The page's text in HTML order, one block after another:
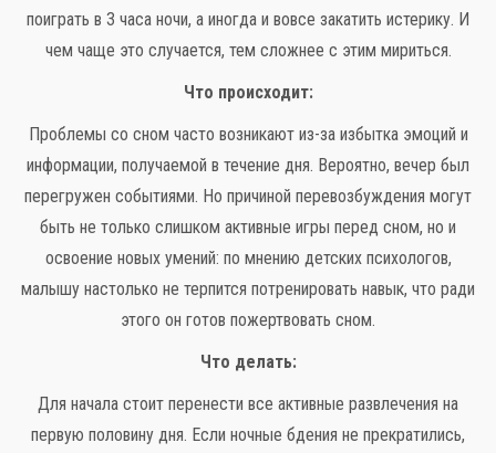
поиграть в 3 часа ночи, а иногда и вовсе закатить истерику. И
чем чаще это случается, тем сложнее с этим мириться.
Что происходит:
Проблемы со сном часто возникают из-за избытка эмоций и
информации, получаемой в течение дня. Вероятно, вечер был
перегружен событиями. Но причиной перевозбуждения могут
быть не только слишком активные игры перед сном, но и
освоение новых умений: по мнению детских психологов,
малышу настолько не терпится потренировать навык, что ради
этого он готов пожертвовать сном.
Что делать:
Для начала стоит перенести все активные развлечения на
первую половину дня. Если ночные бдения не прекратились,